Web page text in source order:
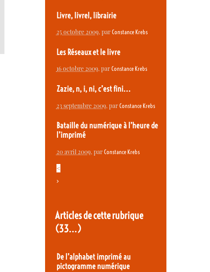
Livre, livrel, librairie
25 octobre 2009, par Constance Krebs
Les Réseaux et le livre
16 octobre 2009, par Constance Krebs
Zazie, n, i, ni, c’est fini...
23 septembre 2009, par Constance Krebs
Bataille du numérique à l’heure de
l’imprimé
20 avril 2009, par Constance Krebs
<
>
Articles de cette rubrique
(33…)
De l’alphabet imprimé au
pictogramme numérique